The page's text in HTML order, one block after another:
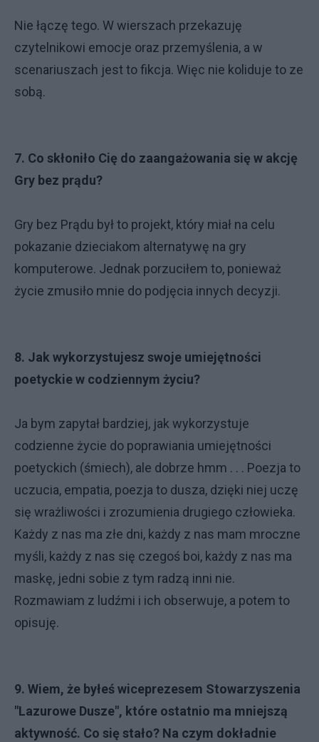
Nie łączę tego. W wierszach przekazuję
czytelnikowi emocje oraz przemyślenia, a w
scenariuszach jest to fikcja. Więc nie koliduje to ze
sobą.
7. Co skłoniło Cię do zaangażowania się w akcję
Gry bez prądu?
Gry bez Prądu był to projekt, który miał na celu
pokazanie dzieciakom alternatywę na gry
komputerowe. Jednak porzuciłem to, ponieważ
życie zmusiło mnie do podjęcia innych decyzji.
8. Jak wykorzystujesz swoje umiejętności
poetyckie w codziennym życiu?
Ja bym zapytał bardziej, jak wykorzystuje
codzienne życie do poprawiania umiejętności
poetyckich (śmiech), ale dobrze hmm . . . Poezja to
uczucia, empatia, poezja to dusza, dzięki niej uczę
się wrażliwości i zrozumienia drugiego człowieka.
Każdy z nas ma złe dni, każdy z nas mam mroczne
myśli, każdy z nas się czegoś boi, każdy z nas ma
maskę, jedni sobie z tym radzą inni nie.
Rozmawiam z ludźmi i ich obserwuje, a potem to
opisuję.
9. Wiem, że byłeś wiceprezesem Stowarzyszenia
"Lazurowe Dusze", które ostatnio ma mniejszą
aktywność. Co się stało? Na czym dokładnie